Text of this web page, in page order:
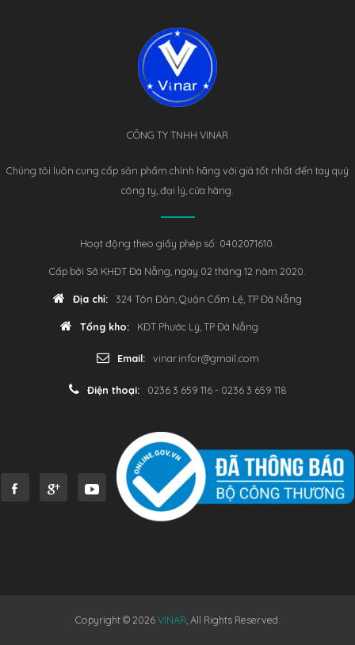
CÔNG TY TNHH VINAR
Chúng tôi luôn cung cấp sản phẩm chính hãng với giá tốt nhất đến tay quý
công ty, đại lý, cửa hàng.
Hoạt động theo giấy phép số: 0402071610.
Cấp bởi Sở KHĐT Đà Nẵng, ngày 02 tháng 12 năm 2020.
Địa chỉ: 324 Tôn Đản, Quận Cẩm Lệ, TP Đà Nẵng
Tổng kho: KĐT Phước Lý, TP Đà Nẵng
Email: vinar.infor@gmail.com
Điện thoại: 0236 3 659 116 - 0236 3 659 118
Copyright © 2026VINAR , All Rights Reserved.